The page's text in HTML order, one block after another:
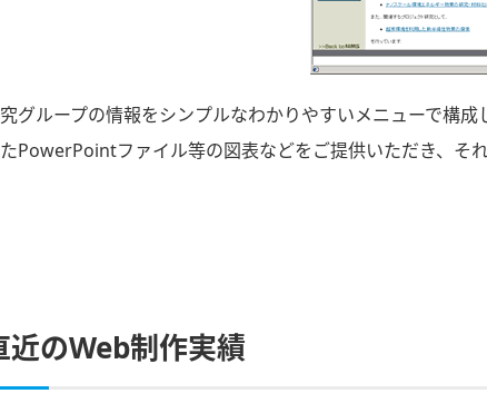
グループの情報をシンプルなわかりやすいメニューで構
PowerPointファイル等の図表などをご提供いただき、そ
近のWeb制作実績